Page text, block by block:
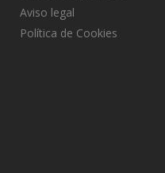
Aviso legal
Política de Cookies